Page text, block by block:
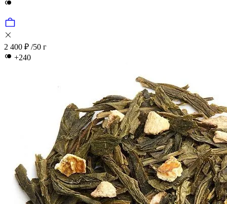
2 400 ₽ /50 г
+240